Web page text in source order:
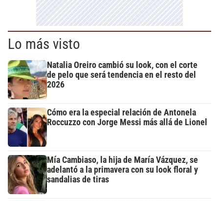
Lo más visto
Natalia Oreiro cambió su look, con el corte
de pelo que será tendencia en el resto del
2026
Cómo era la especial relación de Antonela
Roccuzzo con Jorge Messi más allá de Lionel
Mía Cambiaso, la hija de María Vázquez, se
adelantó a la primavera con su look floral y
sandalias de tiras